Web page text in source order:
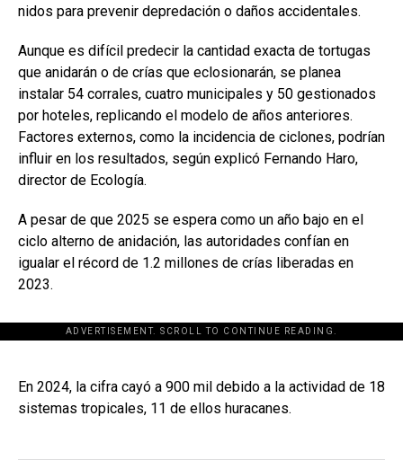
nidos para prevenir depredación o daños accidentales.
Aunque es difícil predecir la cantidad exacta de tortugas
que anidarán o de crías que eclosionarán, se planea
instalar 54 corrales, cuatro municipales y 50 gestionados
por hoteles, replicando el modelo de años anteriores.
Factores externos, como la incidencia de ciclones, podrían
influir en los resultados, según explicó Fernando Haro,
director de Ecología.
A pesar de que 2025 se espera como un año bajo en el
ciclo alterno de anidación, las autoridades confían en
igualar el récord de 1.2 millones de crías liberadas en
2023.
ADVERTISEMENT. SCROLL TO CONTINUE READING.
[adsforwp id="243463"]
En 2024, la cifra cayó a 900 mil debido a la actividad de 18
sistemas tropicales, 11 de ellos huracanes.